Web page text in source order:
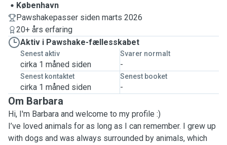
København
Pawshakepasser siden marts 2026
20+ års erfaring
Aktiv i Pawshake-fællesskabet
Senest aktiv
cirka 1 måned siden
Svarer normalt
-
Senest kontaktet
cirka 1 måned siden
Senest booket
-
Om Barbara
Hi, I'm Barbara and welcome to my profile :)
I’ve loved animals for as long as I can remember. I grew up
with dogs and was always surrounded by animals, which